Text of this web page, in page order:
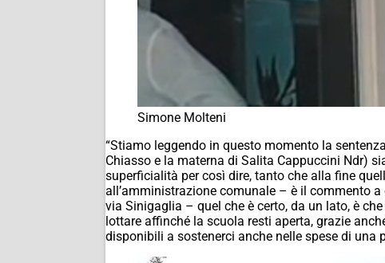
Simone Molteni
“Stiamo leggendo in questo momento la
Chiasso e la materna di Salita Cappuccini Ndr)
superficialità per così dire, tanto che alla fine
all’amministrazione comunale – è il commento
via Sinigaglia – quel che è certo, da un lato, è
lottare affinché la scuola resti aperta, grazie
disponibili a sostenerci anche nelle spese di una